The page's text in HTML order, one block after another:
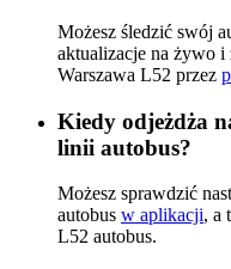
Możesz śledzić swój
aktualizacje na żywo
Warszawa L52 przez
Kiedy odjeżdża
linii autobus?
Możesz sprawdzić
autobus w aplikacji, a
L52 autobus.